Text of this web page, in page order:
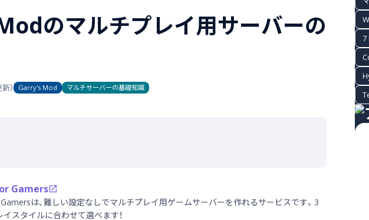
のマルチプレイ用サーバーの
） Garry's Mod マルチサーバーの基礎知識
Gamers
は、難しい設定なしでマルチプレイ用ゲームサーバーを作れるサービスです。3
スタイルに合わせて選べます！
7